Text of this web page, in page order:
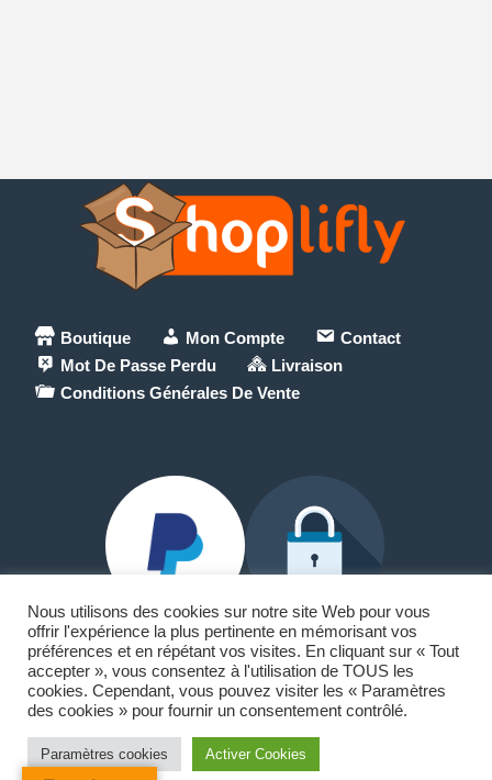
Boutique Mon Compte
Contact
Mot De Passe Perdu
Livraison
Conditions Générales De Vente
Paypal et Carte Bancaire
🏠18 allée du lac Saint-André 73370 Le Bourget-du-Lac
Nous utilisons des cookies sur notre site Web pour vous
offrir l'expérience la plus pertinente en mémorisant vos
préférences et en répétant vos visites. En cliquant sur « Tout
accepter », vous consentez à l'utilisation de TOUS les
cookies. Cependant, vous pouvez visiter les « Paramètres
des cookies » pour fournir un consentement contrôlé.
Paramètres cookies Activer Cookies